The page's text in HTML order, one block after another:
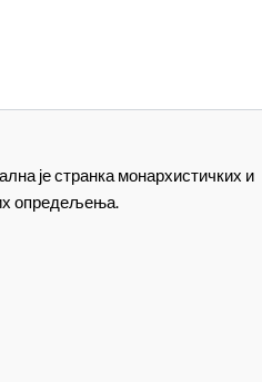
је странка монархистичких и
опредељења.